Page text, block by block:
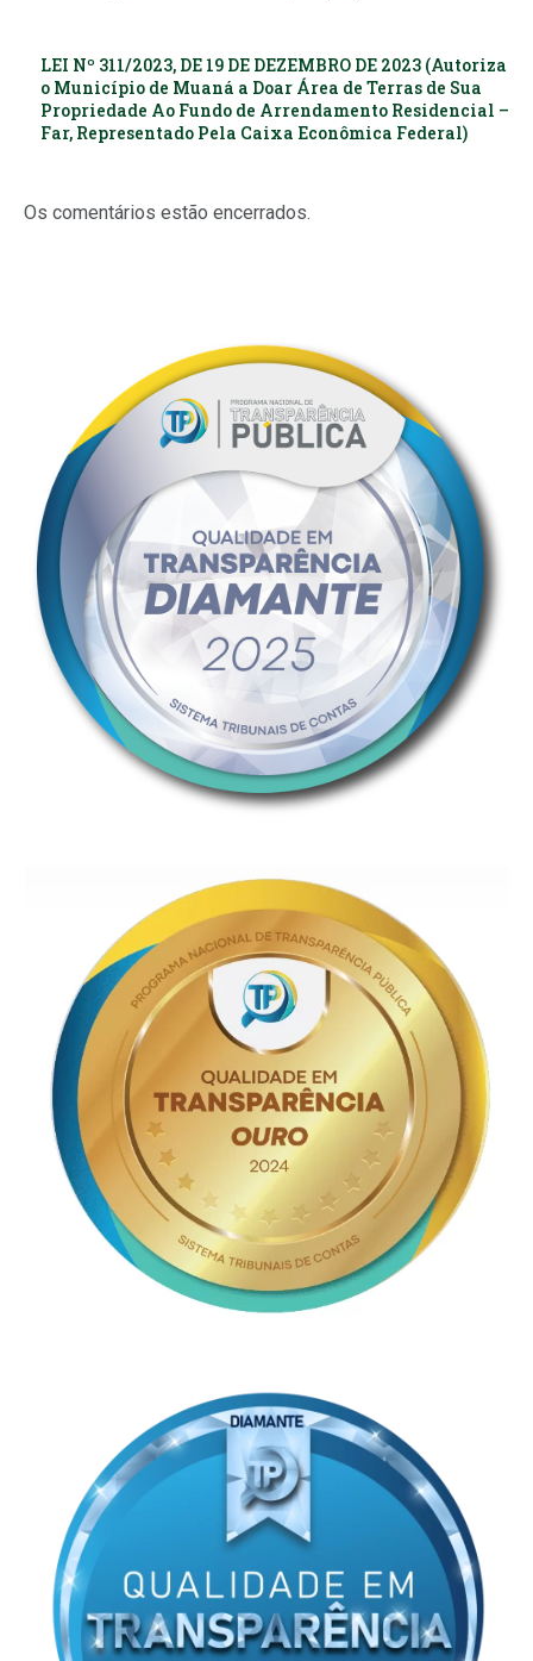
LEI Nº 311/2023, DE 19 DE DEZEMBRO DE 2023 (Autoriza
o Município de Muaná a Doar Área de Terras de Sua
Propriedade Ao Fundo de Arrendamento Residencial –
Far, Representado Pela Caixa Econômica Federal)
Os comentários estão encerrados.